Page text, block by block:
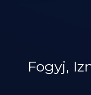
Fogyj,